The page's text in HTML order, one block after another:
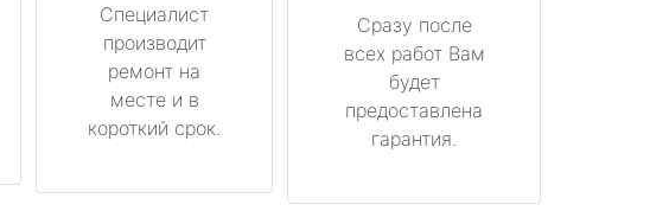
Специалист
производит
ремонт на
месте и в
короткий срок.
Сразу после
всех работ Вам
будет
предоставлена
гарантия.